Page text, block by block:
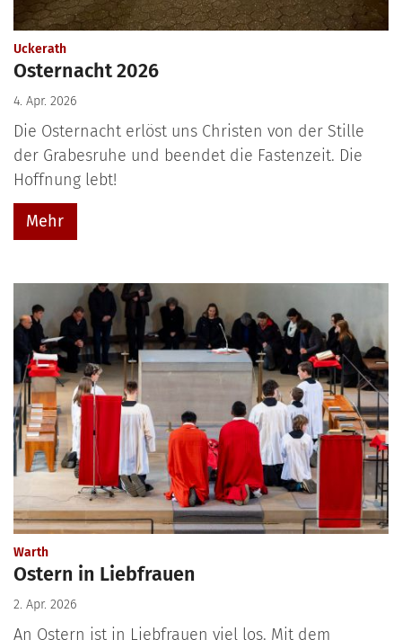
Uckerath:
Osternacht 2026
4. Apr. 2026
Die Osternacht erlöst uns Christen von der Stille
der Grabesruhe und beendet die Fastenzeit. Die
Hoffnung lebt!
Mehr
Warth:
Ostern in Liebfrauen
2. Apr. 2026
An Ostern ist in Liebfrauen viel los. Mit dem